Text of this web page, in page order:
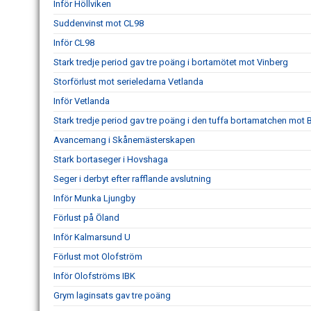
Inför Höllviken
Suddenvinst mot CL98
Inför CL98
Stark tredje period gav tre poäng i bortamötet mot Vinberg
Storförlust mot serieledarna Vetlanda
Inför Vetlanda
Stark tredje period gav tre poäng i den tuffa bortamatchen mot
Avancemang i Skånemästerskapen
Stark bortaseger i Hovshaga
Seger i derbyt efter rafflande avslutning
Inför Munka Ljungby
Förlust på Öland
Inför Kalmarsund U
Förlust mot Olofström
Inför Olofströms IBK
Grym laginsats gav tre poäng